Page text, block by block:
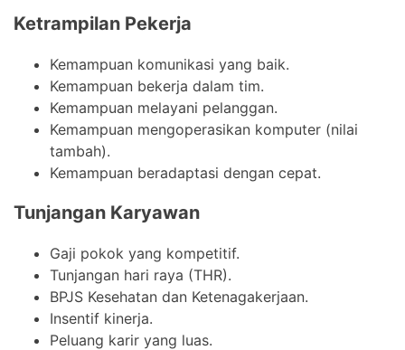
Ketrampilan Pekerja
Kemampuan komunikasi yang baik.
Kemampuan bekerja dalam tim.
Kemampuan melayani pelanggan.
Kemampuan mengoperasikan komputer (nilai
tambah).
Kemampuan beradaptasi dengan cepat.
Tunjangan Karyawan
Gaji pokok yang kompetitif.
Tunjangan hari raya (THR).
BPJS Kesehatan dan Ketenagakerjaan.
Insentif kinerja.
Peluang karir yang luas.